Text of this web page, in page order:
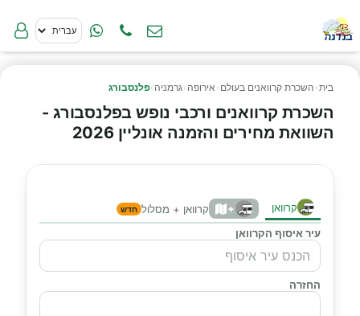
בית› השכרת קרוואנים בעולם › אירופה ›גרמניה ›פלנסבורג
השכרת קרוואנים ורכבי נופש בפלנסבורג -
השוואת מחירים והזמנה אונליין 2026
קרוואן + קרוואן + מסלול חדש
עיר איסוף הקרוואן
החזרה